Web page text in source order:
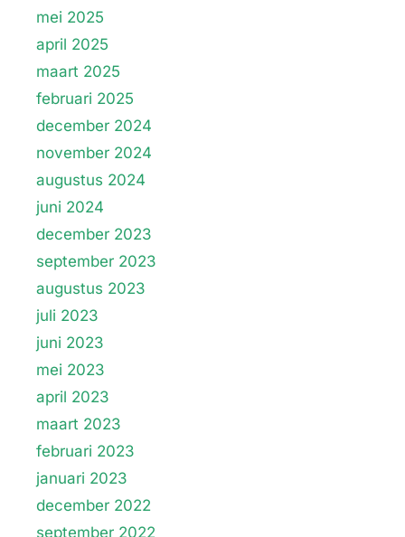
mei 2025
april 2025
maart 2025
februari 2025
december 2024
november 2024
augustus 2024
juni 2024
december 2023
september 2023
augustus 2023
juli 2023
juni 2023
mei 2023
april 2023
maart 2023
februari 2023
januari 2023
december 2022
september 2022